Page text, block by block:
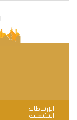
الإرتباطات
التشعبية